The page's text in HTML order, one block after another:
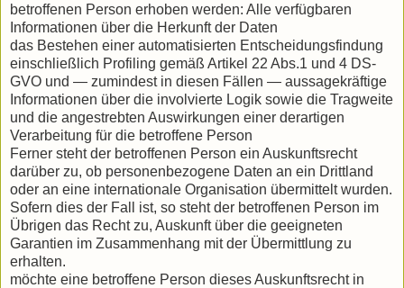
betroffenen Person erhoben werden: Alle verfügbaren
Informationen über die Herkunft der Daten
das Bestehen einer automatisierten Entscheidungsfindung
einschließlich Profiling gemäß Artikel 22 Abs.1 und 4 DS-
GVO und — zumindest in diesen Fällen — aussagekräftige
Informationen über die involvierte Logik sowie die Tragweite
und die angestrebten Auswirkungen einer derartigen
Verarbeitung für die betroffene Person
Ferner steht der betroffenen Person ein Auskunftsrecht
darüber zu, ob personenbezogene Daten an ein Drittland
oder an eine internationale Organisation übermittelt wurden.
Sofern dies der Fall ist, so steht der betroffenen Person im
Übrigen das Recht zu, Auskunft über die geeigneten
Garantien im Zusammenhang mit der Übermittlung zu
erhalten.
möchte eine betroffene Person dieses Auskunftsrecht in